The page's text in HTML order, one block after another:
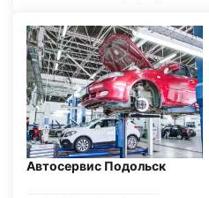
Автосервис Подольск